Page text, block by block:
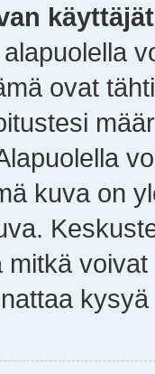
ovat
kuva on